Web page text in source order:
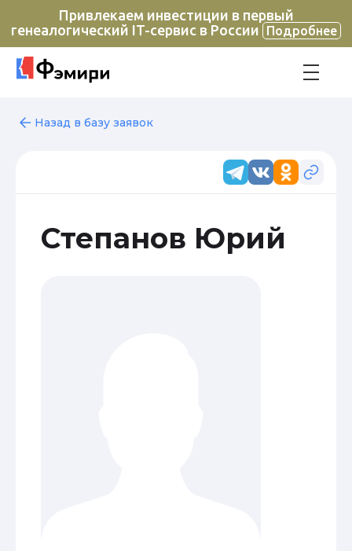
Привлекаем инвестиции в первый
генеалогический IT-сервис в России
Подробнее
Назад в базу заявок
Степанов Юрий